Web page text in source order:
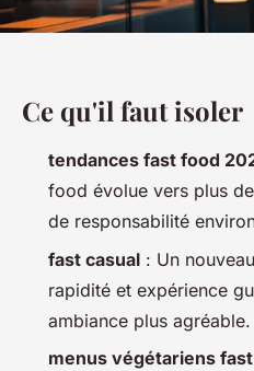
Ce qu'il faut isoler
tendances fast food
food évolue vers plus
de responsabilité
fast casual : Un
rapidité et expérience
ambiance plus agréable.
menus végétariens